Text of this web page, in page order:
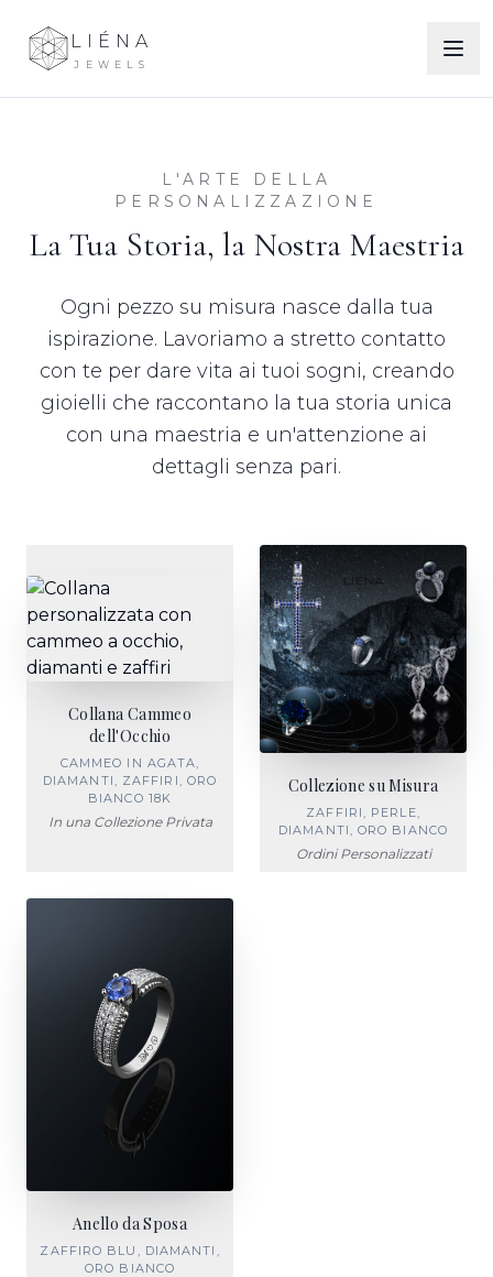
LIÉNA
JEWELS
L'ARTE DELLA
PERSONALIZZAZIONE
La Tua Storia, la Nostra Maestria
Ogni pezzo su misura nasce dalla tua
ispirazione. Lavoriamo a stretto contatto
con te per dare vita ai tuoi sogni, creando
gioielli che raccontano la tua storia unica
con una maestria e un'attenzione ai
dettagli senza pari.
Collana Cammeo
dell'Occhio
CAMMEO IN AGATA,
DIAMANTI, ZAFFIRI, ORO
BIANCO 18K
In una Collezione Privata
Collezione su Misura
ZAFFIRI, PERLE,
DIAMANTI, ORO BIANCO
Ordini Personalizzati
Anello da Sposa
ZAFFIRO BLU, DIAMANTI,
ORO BIANCO